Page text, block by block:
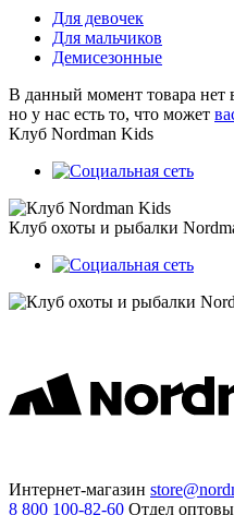
Для девочек
Для мальчиков
Демисезонные
В данный момент товара нет
но у нас есть то, что может
Клуб Nordman Kids
Клуб охоты и рыбалки
Интернет-магазин
8 800 100-82-60 Отдел